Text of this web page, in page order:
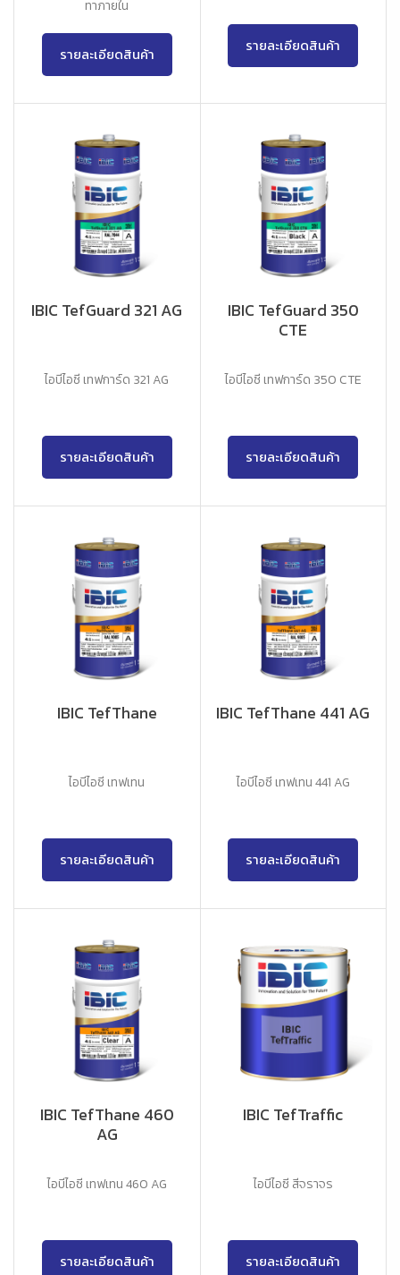
ทาภายใน
รายละเอียดสินค้า รายละเอียดสินค้า
IBIC TefGuard 321 AG
ไอบีไอซี เทฟการ์ด 321 AG
รายละเอียดสินค้า
IBIC TefGuard 350
CTE
ไอบีไอซี เทฟการ์ด 350 CTE
รายละเอียดสินค้า
IBIC TefThane
ไอบีไอซี เทฟเทน
รายละเอียดสินค้า
IBIC TefThane 441 AG
ไอบีไอซี เทฟเทน 441 AG
รายละเอียดสินค้า
IBIC TefThane 460
AG
ไอบีไอซี เทฟเทน 460 AG
รายละเอียดสินค้า
IBIC TefTraffic
ไอบีไอซี สีจราจร
รายละเอียดสินค้า